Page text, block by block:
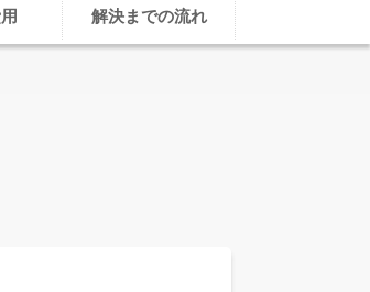
解決までの流れ